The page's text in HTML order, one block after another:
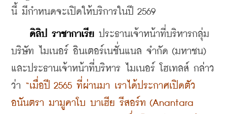
นี้ มีกำหนดจะเปิดให้บริการในปี 2569
ดิลิป ราชากาเรีย ประธานเจ้าหน้าที่บริหารกลุ่ม
บริษัท ไมเนอร์ อินเตอร์เนชั่นแนล จำกัด (มหาชน)
และประธานเจ้าหน้าที่บริหาร ไมเนอร์ โฮเทลส์ กล่าว
ว่า “เมื่อปี 2565 ที่ผ่านมา เราได้ประกาศเปิดตัว
อนันตรา มามูคาโบ บาเฮีย รีสอร์ท (Anantara